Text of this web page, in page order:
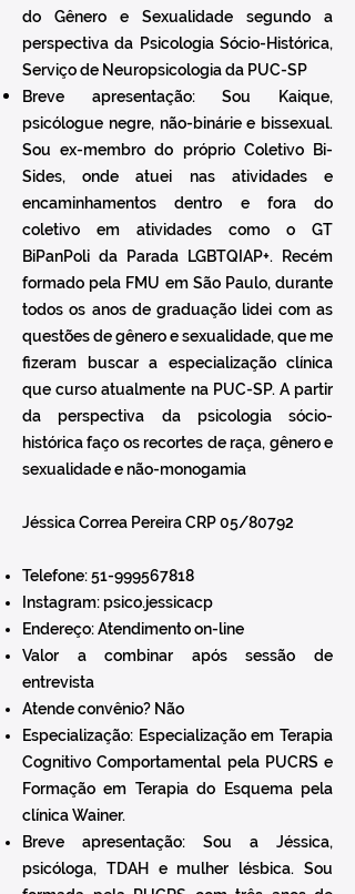
do Gênero e Sexualidade segundo a
perspectiva da Psicologia Sócio-Histórica,
Serviço de Neuropsicologia da PUC-SP
Breve apresentação: Sou Kaique,
psicólogue negre, não-binárie e bissexual.
Sou ex-membro do próprio Coletivo Bi-
Sides, onde atuei nas atividades e
encaminhamentos dentro e fora do
coletivo em atividades como o GT
BiPanPoli da Parada LGBTQIAP+. Recém
formado pela FMU em São Paulo, durante
todos os anos de graduação lidei com as
questões de gênero e sexualidade, que me
fizeram buscar a especialização clínica
que curso atualmente na PUC-SP. A partir
da perspectiva da psicologia sócio-
histórica faço os recortes de raça, gênero e
sexualidade e não-monogamia
Jéssica Correa Pereira CRP 05/80792
Telefone:51-999567818
Instagram: psico.jessicacp
Endereço: Atendimento on-line
Valor a combinar após sessão de
entrevista
Atende convênio? Não
Especialização: Especialização em Terapia
Cognitivo Comportamental pela PUCRS e
Formação em Terapia do Esquema pela
clínica Wainer.
Breve apresentação: Sou a Jéssica,
psicóloga, TDAH e mulher lésbica. Sou